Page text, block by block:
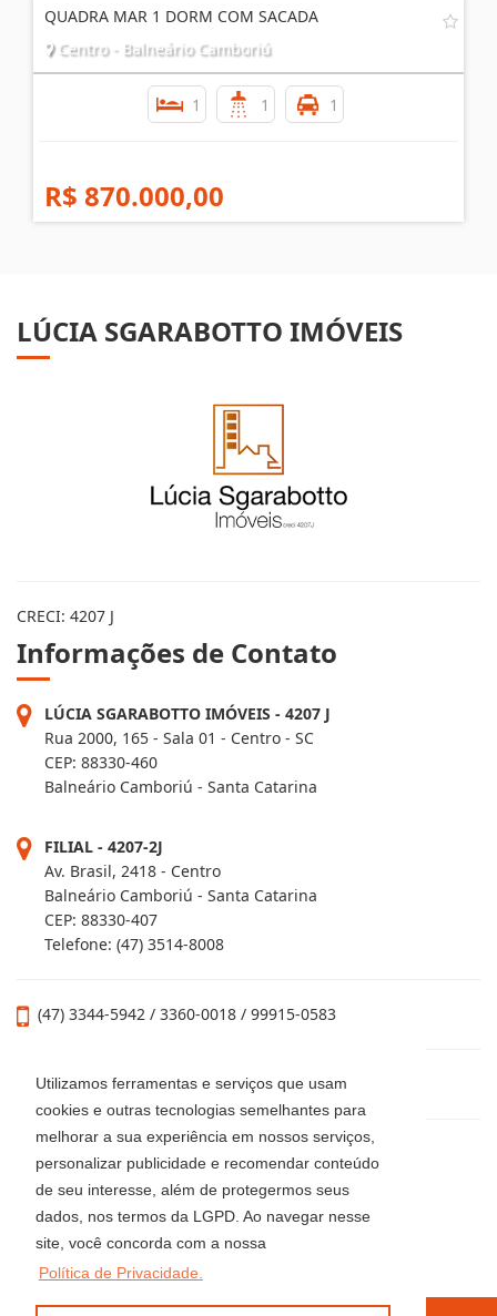
Utilizamos ferramentas e serviços que usam
cookies e outras tecnologias semelhantes para
melhorar a sua experiência em nossos serviços,
personalizar publicidade e recomendar conteúdo
de seu interesse, além de protegermos seus
dados, nos termos da LGPD. Ao navegar nesse
site, você concorda com a nossa
Política de Privacidade.
Consultar
QUADRA MAR 1 DORM COM SACADA
1
LÚCIA SGARABOTTO IMÓVEIS
CRECI: 4207 J
Informações de Contato
LÚCIA SGARABOTTO IMÓVEIS - 4207 J
CEP: 88330-460
Balneário Camboriú - Santa Catarina
FILIAL - 4207-2J
Av. Brasil, 2418 - Centro
CEP: 88330-407
Telefone: (47) 3514-8008
(47) 3344-5942 / 3360-0018 / 99915-0583
locacaoluciaimoveis@gmail.com